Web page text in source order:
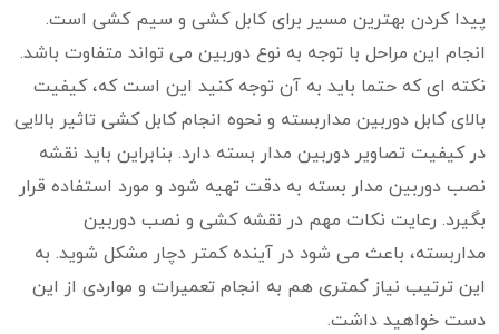
پیدا کردن بهترین مسیر برای کابل کشی و سیم کشی است.
انجام این مراحل با توجه به نوع دوربین می تواند متفاوت باشد.
نکته ای که حتما باید به آن توجه کنید این است که، کیفیت
بالای کابل دوربین مداربسته و نحوه انجام کابل کشی تاثیر بالایی
در کیفیت تصاویر دوربین مدار بسته دارد. بنابراین باید نقشه
نصب دوربین مدار بسته به دقت تهیه شود و مورد استفاده قرار
بگیرد. رعایت نکات مهم در نقشه کشی و نصب دوربین
مداربسته، باعث می شود در آینده کمتر دچار مشکل شوید. به
این ترتیب نیاز کمتری هم به انجام تعمیرات و مواردی از این
دست خواهید داشت.